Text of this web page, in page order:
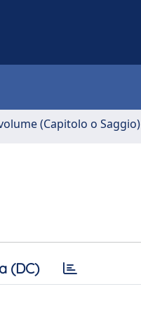
(Capitolo o Saggio)
(DC)